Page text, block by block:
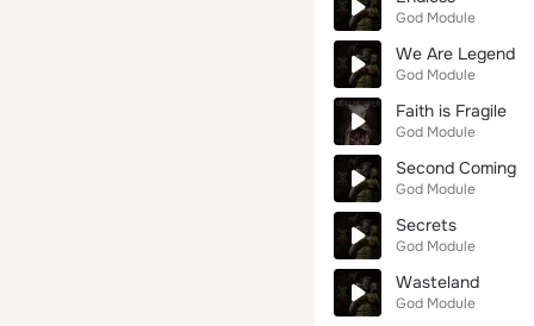
God Module
We Are Legend
God Module
Faith is Fragile
God Module
Second Coming
God Module
Secrets
God Module
Wasteland
God Module